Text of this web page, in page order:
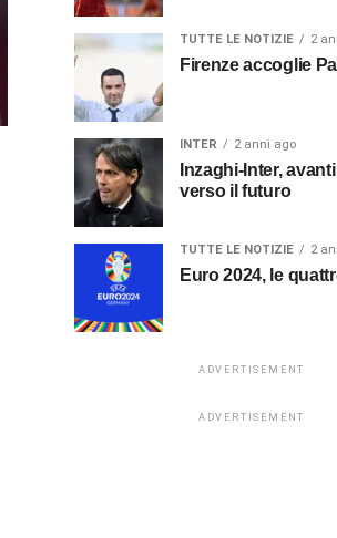
TUTTE LE NOTIZIE 2
Firenze accoglie
INTER 2 anni ago
Inzaghi-Inter,
verso il futuro
TUTTE LE NOTIZIE 2
Euro 2024, le
ADVERTISEMENT
ADVERTISEMENT